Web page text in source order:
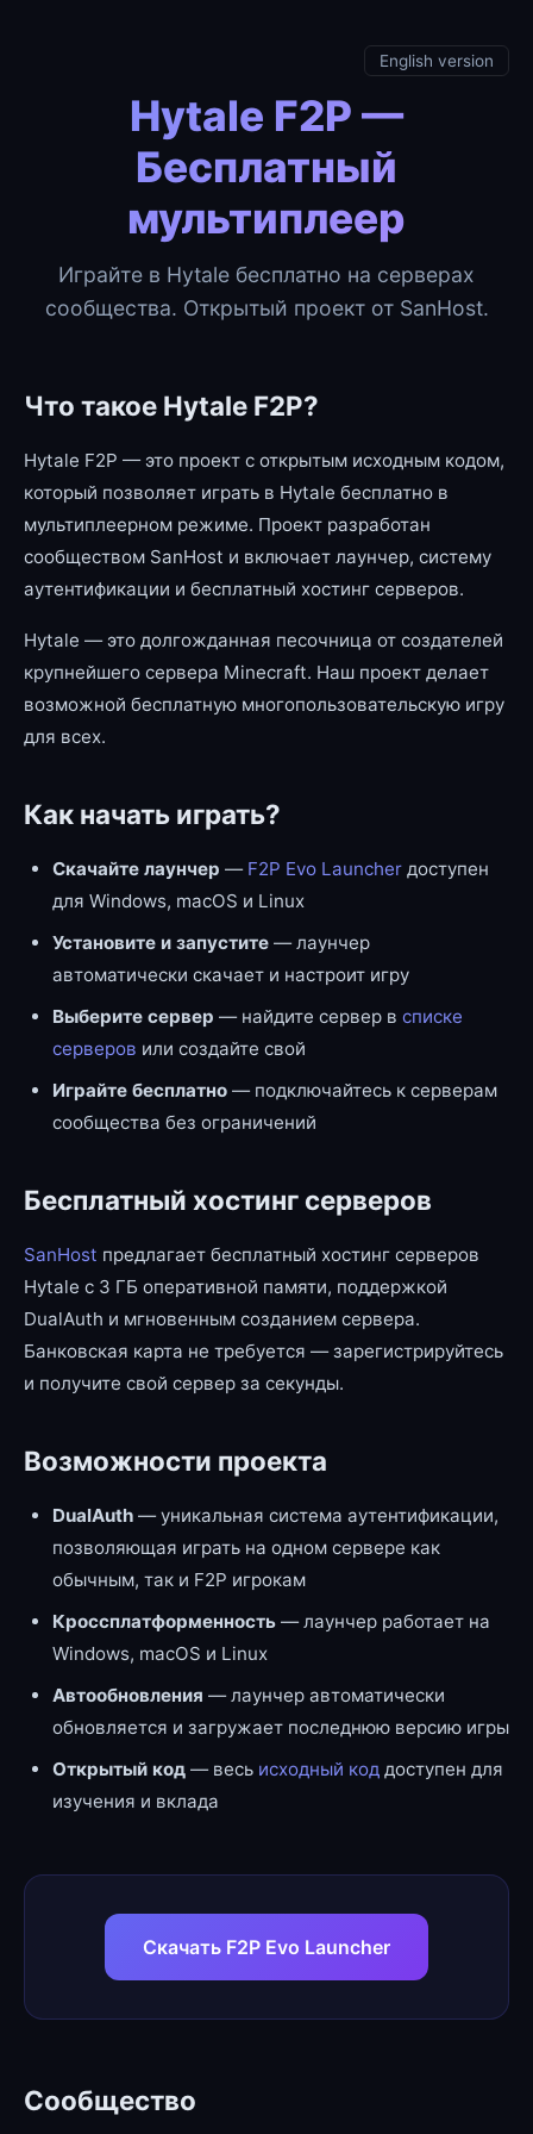
English version
Hytale F2P —
Бесплатный
мультиплеер
Играйте в Hytale бесплатно на серверах
сообщества. Открытый проект от SanHost.
Что такое Hytale F2P?
Hytale F2P — это проект с открытым исходным кодом,
который позволяет играть в Hytale бесплатно в
мультиплеерном режиме. Проект разработан
сообществом SanHost и включает лаунчер, систему
аутентификации и бесплатный хостинг серверов.
Hytale — это долгожданная песочница от создателей
крупнейшего сервера Minecraft. Наш проект делает
возможной бесплатную многопользовательскую игру
для всех.
Как начать играть?
Скачайте лаунчер — F2P Evo Launcher доступен
для Windows, macOS и Linux
Установите и запустите — лаунчер
автоматически скачает и настроит игру
Выберите сервер — найдите сервер в списке
серверов или создайте свой
Играйте бесплатно — подключайтесь к серверам
сообщества без ограничений
Бесплатный хостинг серверов
SanHost предлагает бесплатный хостинг серверов
Hytale с 3 ГБ оперативной памяти, поддержкой
DualAuth и мгновенным созданием сервера.
Банковская карта не требуется — зарегистрируйтесь
и получите свой сервер за секунды.
Возможности проекта
DualAuth — уникальная система аутентификации,
позволяющая играть на одном сервере как
обычным, так и F2P игрокам
Кроссплатформенность — лаунчер работает на
Windows, macOS и Linux
Автообновления — лаунчер автоматически
обновляется и загружает последнюю версию игры
Открытый код — весь исходный код доступен для
изучения и вклада
Скачать F2P Evo Launcher
Сообщество